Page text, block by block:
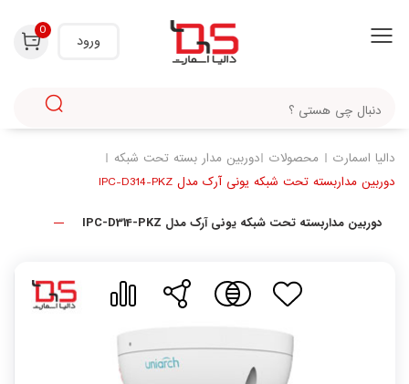
ورود
0
دالیا اسمارت محصولات دوربین مدار بسته تحت شبکه
دوربین مداربسته تحت شبکه یونی آرک مدل IPC-D314-PKZ
دوربین مداربسته تحت شبکه یونی آرک مدل IPC-D314-PKZ